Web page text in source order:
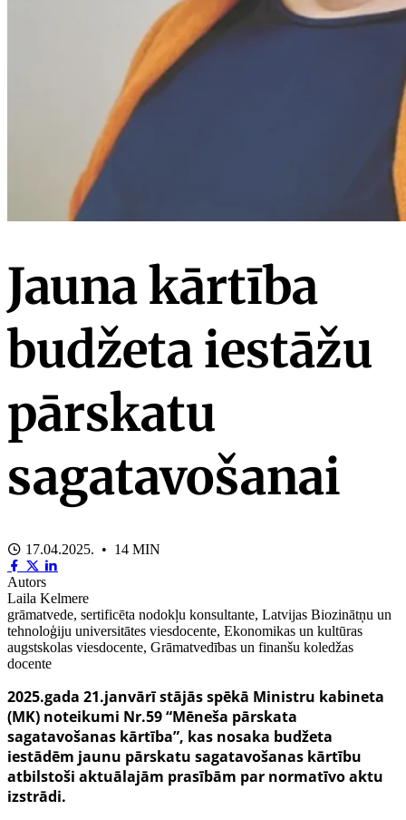
Jauna kārtība
budžeta iestāžu
pārskatu
sagatavošanai
17.04.2025. • 14 MIN
Autors
Laila Kelmere
grāmatvede, sertificēta nodokļu konsultante, Latvijas Biozinātņu un
tehnoloģiju universitātes viesdocente, Ekonomikas un kultūras
augstskolas viesdocente, Grāmatvedības un finanšu koledžas
docente
2025.gada 21.janvārī stājās spēkā Ministru kabineta
(MK) noteikumi Nr.59 “Mēneša pārskata
sagatavošanas kārtība”, kas nosaka budžeta
iestādēm jaunu pārskatu sagatavošanas kārtību
atbilstoši aktuālajām prasībām par normatīvo aktu
izstrādi.